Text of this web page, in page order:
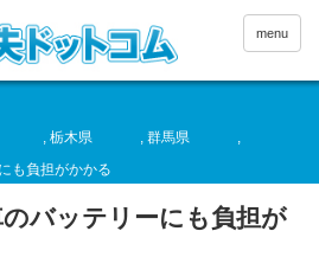
menu
, 栃木県 , 群馬県 ,
も負担がかかる
バッテリーにも負担が